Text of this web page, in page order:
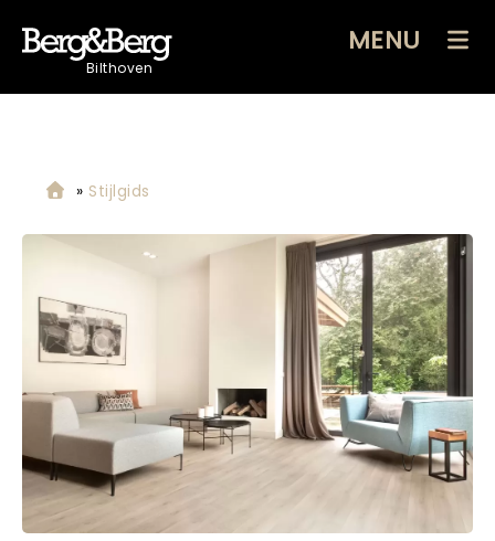
Bilthoven
MENU
» Stijlgids